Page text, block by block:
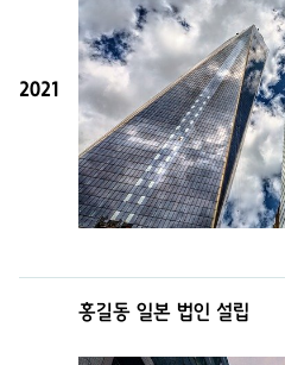
2021
홍길동 일본 법인 설립